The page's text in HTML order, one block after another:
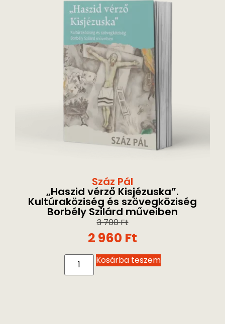
Száz Pál
„Haszid vérző Kisjézuska”.
Kultúraköziség és szövegköziség
Borbély Szilárd műveiben
3 700Ft
2 960 Ft
Kosárba teszem